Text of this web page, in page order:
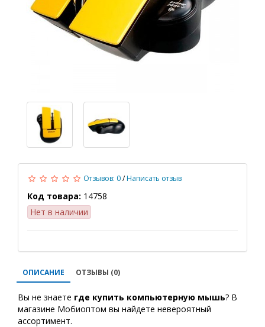
Отзывов: 0/Написать отзыв
Код товара: 14758
Нет в наличии
ОПИСАНИЕ ОТЗЫВЫ (0)
Вы не знаете где купить компьютерную мышь? В
магазине Мобиоптом вы найдете невероятный
ассортимент.